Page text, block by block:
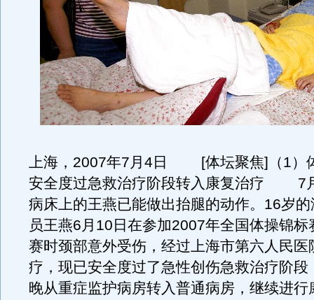
上海，2007年7月4日 [体坛聚焦]（1）
安全度过急救治疗阶段转入康复治疗 7
病床上的王燕已能做出抬腿的动作。16岁
员王燕6月10日在参加2007年全国体操锦标
赛时颈部意外受伤，经过上海市第六人民医
疗，现已安全度过了急性创伤急救治疗阶段
晚从重症监护病房转入普通病房，继续进行